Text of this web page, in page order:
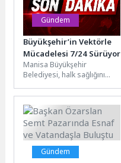
Gündem
Büyükşehir’in Vektörle
Mücadelesi 7/24 Sürüyor
Manisa Büyükşehir
Belediyesi, halk sağlığını
sürdürdüğü vektörle
mücadele çalışmalarına 59
araç...
Gündem